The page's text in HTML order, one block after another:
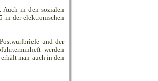
Auch in den sozialen
in der elektronischen
und der
werden
man auch in den